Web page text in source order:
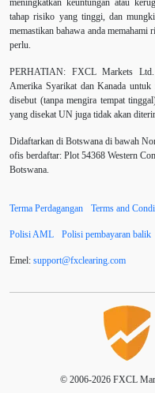
Asian session
Berhenti Kerugian
Buy Limit Buy Stop
Chinese Yuan
Donald Trump Twitter
EA tester ECB
tahap risiko yang tinggi, dan
memastikan bahawa anda
perlu.
PERHATIAN: FXCL Markets Ltd.
Amerika Syarikat dan Kanada untuk
disebut (tanpa mengira tempat
yang disekat UN juga tidak akan
Didaftarkan di Botswana di bawah
ofis berdaftar: Plot 54368 Western
Botswana.
Terma Perdagangan Terms and
Polisi AML Polisi pembayaran balik
Emel: support@fxclearing com
© 2006-2026 FXCL